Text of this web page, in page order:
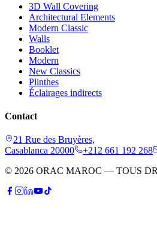
3D Wall Covering
Architectural Elements
Modern Classic
Walls
Booklet
Modern
New Classics
Plinthes
Éclairages indirects
Contact
21 Rue des Bruyères,
Casablanca 20000
+212 661 192 268
© 2026 ORAC MAROC — TOUS